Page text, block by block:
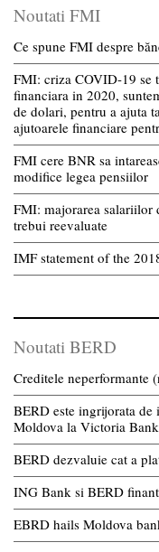
Noutati FMI
Ce spune FMI despre
FMI: criza COVID-19 se
financiara in 2020,
de dolari, pentru a ajuta
ajutoarele financiare
FMI cere BNR sa
modifice legea pensiilor
FMI: majorarea salariilor
trebui reevaluate
IMF statement of the
Noutati BERD
Creditele neperformante
BERD este ingrijorata
Moldova la Victoria
BERD dezvaluie cat a
ING Bank si BERD
EBRD hails Moldova